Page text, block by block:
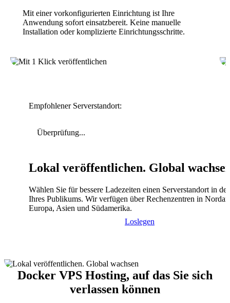
Mit einer vorkonfigurierten Einrichtung ist Ihre
Anwendung sofort einsatzbereit. Keine manuelle
Installation oder komplizierte Einrichtungsschritte.
Empfohlener Serverstandort:
Überprüfung...
Lokal veröffentlichen. Global
Wählen Sie für bessere Ladezeiten einen Serverstandort in
Ihres Publikums. Wir verfügen über Rechenzentren in
Europa, Asien und Südamerika.
Loslegen
Docker VPS Hosting, auf das Sie sich
verlassen können